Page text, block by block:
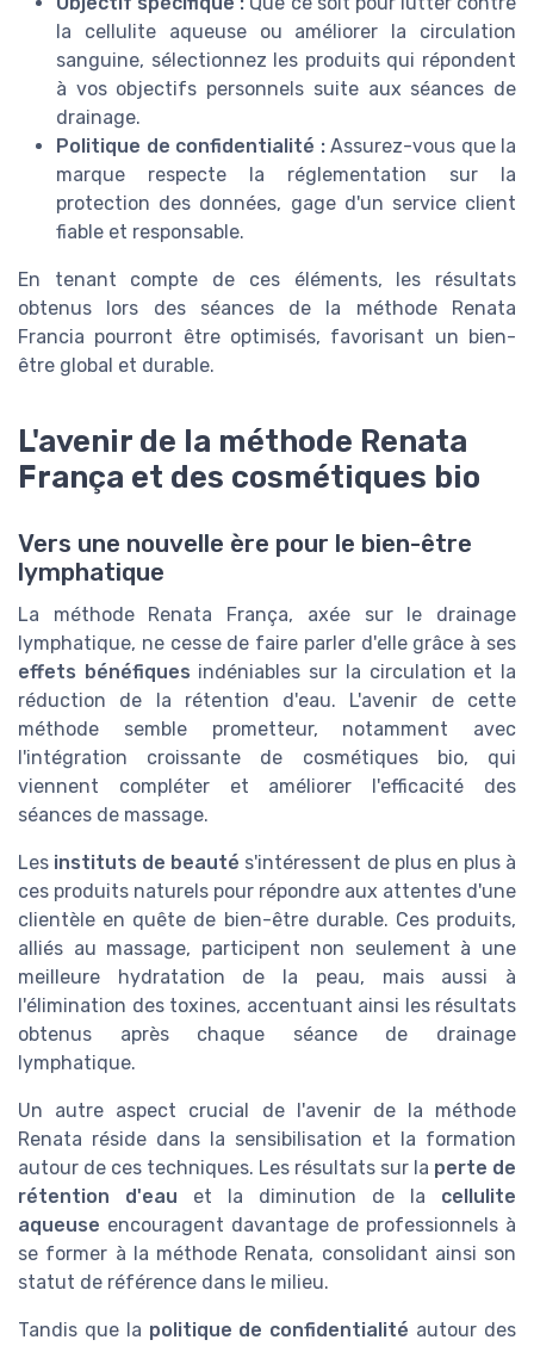
la cellulite aqueuse ou améliorer la circulation
sanguine, sélectionnez les produits qui répondent
à vos objectifs personnels suite aux séances de
drainage.
Politique de confidentialité :Assurez-vous que la
marque respecte la réglementation sur la
protection des données, gage d'un service client
fiable et responsable.
En tenant compte de ces éléments, les résultats
obtenus lors des séances de la méthode Renata
Francia pourront être optimisés, favorisant un bien-
être global et durable.
L'avenir de la méthode Renata
França et des cosmétiques bio
Vers une nouvelle ère pour le bien-être
lymphatique
La méthode Renata França, axée sur le drainage
lymphatique, ne cesse de faire parler d'elle grâce à ses
effets bénéfiques indéniables sur la circulation et la
réduction de la rétention d'eau. L'avenir de cette
méthode semble prometteur, notamment avec
l'intégration croissante de cosmétiques bio, qui
viennent compléter et améliorer l'efficacité des
séances de massage.
Les instituts de beauté s'intéressent de plus en plus à
ces produits naturels pour répondre aux attentes d'une
clientèle en quête de bien-être durable. Ces produits,
alliés au massage, participent non seulement à une
meilleure hydratation de la peau, mais aussi à
l'élimination des toxines, accentuant ainsi les résultats
obtenus après chaque séance de drainage
lymphatique.
Un autre aspect crucial de l'avenir de la méthode
Renata réside dans la sensibilisation et la formation
autour de ces techniques. Les résultats sur la perte de
rétention d'eau et la diminution de la cellulite
aqueuse encouragent davantage de professionnels à
se former à la méthode Renata, consolidant ainsi son
statut de référence dans le milieu.
Tandis que la politique de confidentialité autour des